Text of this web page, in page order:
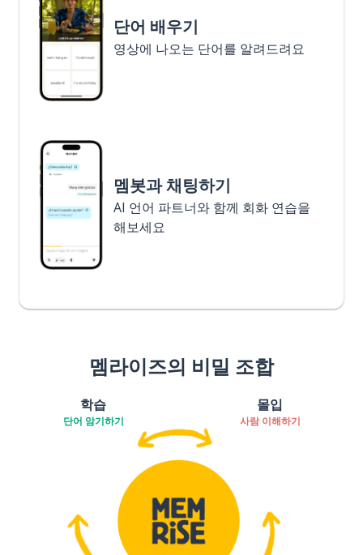
단어 배우기
영상에 나오는 단어를 알려드려요
멤봇과 채팅하기
AI 언어 파트너와 함께 회화 연습을
해보세요
멤라이즈의 비밀 조합
학습
단어 암기하기
몰입
사람 이해하기